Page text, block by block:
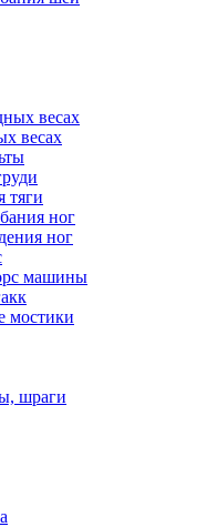
весах
тяги
ног
ног
машины
мостики
шраги